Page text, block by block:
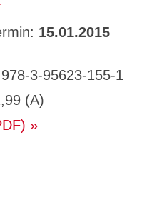
15.01.2015
3-95623-155-1
(A)